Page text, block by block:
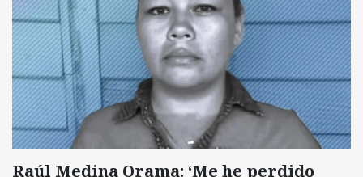
Raúl Medina Orama: ‘Me he perdido